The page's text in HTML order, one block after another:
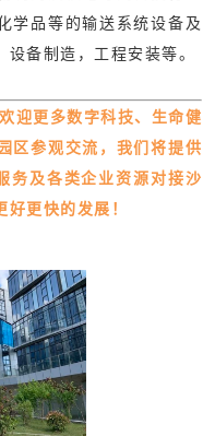
学品等的输送系统设备及
备制造，工程安装等。
迎更多数字科技、生命健
区参观交流，我们将提供
务及各类企业资源对接沙
更快的发展！